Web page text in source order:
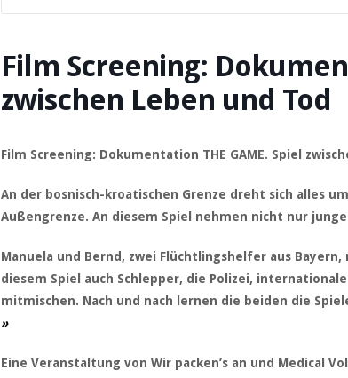
Film Screening:
zwischen Leben und Tod
Film Screening: Dokumentation THE GAME. Spiel
An der bosnisch-kroatischen Grenze dreht sich alles
Außengrenze. An diesem Spiel nehmen nicht nur
Manuela und Bernd, zwei Flüchtlingshelfer aus
diesem Spiel auch Schlepper, die Polizei,
mitmischen. Nach und nach lernen die beiden die
»
Eine Veranstaltung von Wir packen’s an und Medical